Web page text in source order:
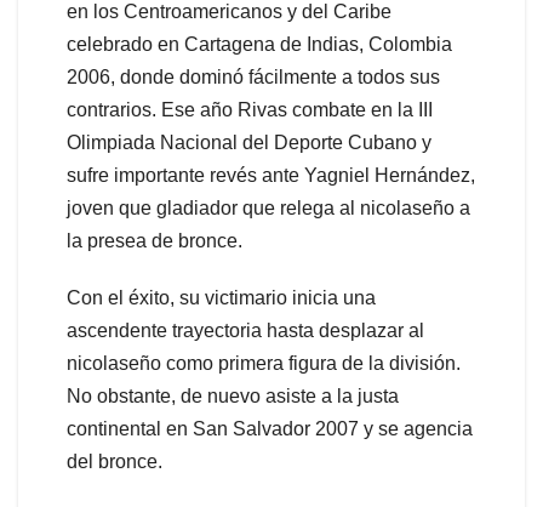
en los Centroamericanos y del Caribe
celebrado en Cartagena de Indias, Colombia
2006, donde dominó fácilmente a todos sus
contrarios. Ese año Rivas combate en la III
Olimpiada Nacional del Deporte Cubano y
sufre importante revés ante Yagniel Hernández,
joven que gladiador que relega al nicolaseño a
la presea de bronce.
Con el éxito, su victimario inicia una
ascendente trayectoria hasta desplazar al
nicolaseño como primera figura de la división.
No obstante, de nuevo asiste a la justa
continental en San Salvador 2007 y se agencia
del bronce.